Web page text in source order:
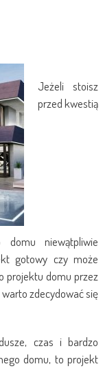
Jeżeli stoisz
przed kwestią
domu niewątpliwie
gotowy czy może
projektu domu przez
zdecydować się
czas i bardzo
domu, to projekt